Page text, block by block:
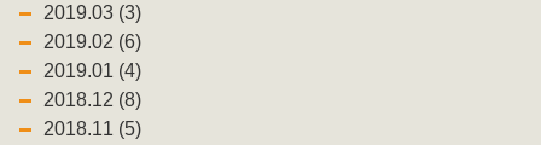
2019.03 (3)
2019.02 (6)
2019.01 (4)
2018.12 (8)
2018.11 (5)